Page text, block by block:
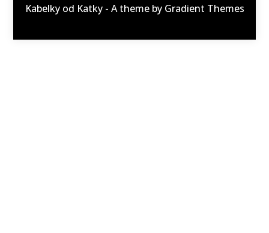
Kabelky od Katky - A theme by Gradient Themes